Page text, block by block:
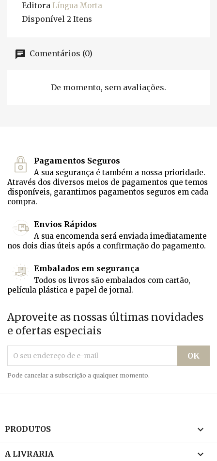
Editora Língua Morta
Disponível 2 Itens
Comentários (0)
De momento, sem avaliações.
Pagamentos Seguros
A sua segurança é também a nossa prioridade.
Através dos diversos meios de pagamentos que temos
disponíveis, garantimos pagamentos seguros em cada
compra.
Envios Rápidos
A sua encomenda será enviada imediatamente
nos dois dias úteis após a confirmação do pagamento.
Embalados em segurança
Todos os livros são embalados com cartão,
película plástica e papel de jornal.
Aproveite as nossas últimas novidades
e ofertas especiais
Pode cancelar a subscrição a qualquer momento.
PRODUTOS 
A LIVRARIA 